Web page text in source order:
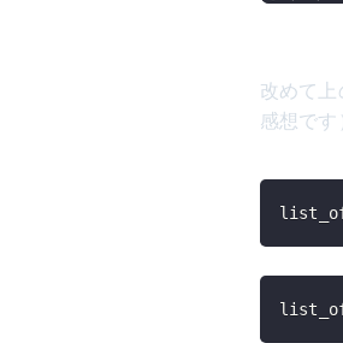
改めて
感想で